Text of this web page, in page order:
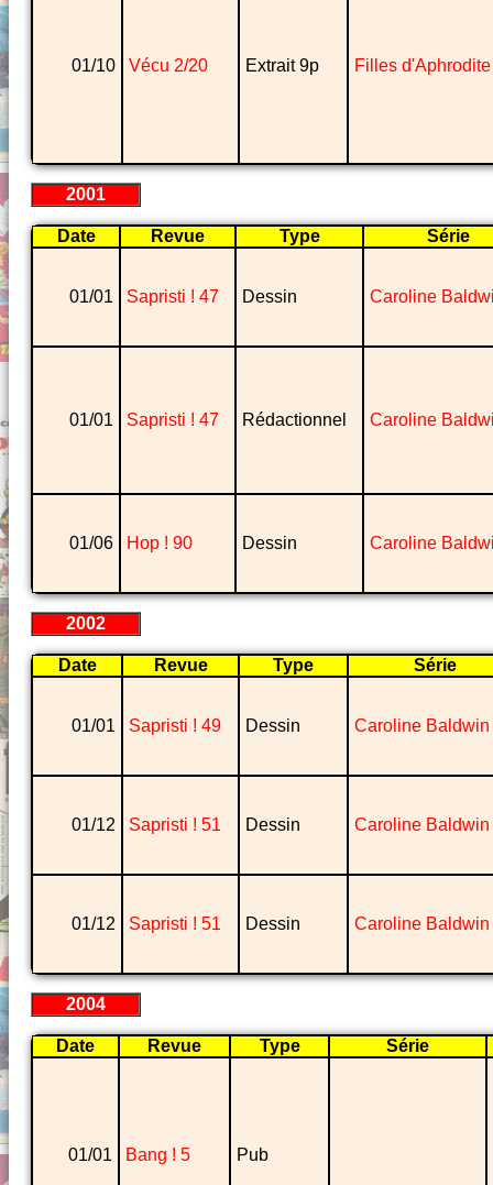
01/10 Vécu 2/20 Extrait 9p Filles d'Aphrodite
2001
Date Revue Type Série
01/01 Sapristi ! 47 Dessin Caroline
01/01 Sapristi ! 47 Rédactionnel Caroline
01/06 Hop ! 90 Dessin Caroline
2002
Date Revue Type Série
01/01 Sapristi ! 49 Dessin Caroline Baldwin
01/12 Sapristi ! 51 Dessin Caroline Baldwin
01/12 Sapristi ! 51 Dessin Caroline Baldwin
2004
Date Revue Type Série
01/01 Bang ! 5 Pub